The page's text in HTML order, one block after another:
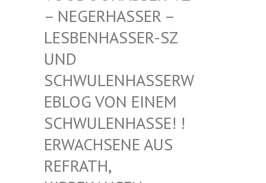
EGERHASSER – LES
BENHASSER-SZ UND
SCH
WULENHASSERWEBL
OG VON EINEM SCH
WULENHASSE! ! ERW
ACHSENE AUS REF
RATH, KIP